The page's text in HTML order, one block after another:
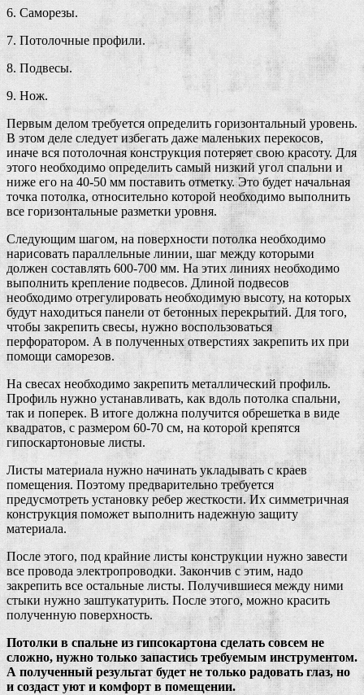
6. Саморезы.
7. Потолочные профили.
8. Подвесы.
9. Нож.
Первым делом требуется определить горизонтальный уровень.
В этом деле следует избегать даже маленьких перекосов,
иначе вся потолочная конструкция потеряет свою красоту. Для
этого необходимо определить самый низкий угол спальни и
ниже его на 40-50 мм поставить отметку. Это будет начальная
точка потолка, относительно которой необходимо выполнить
все горизонтальные разметки уровня.
Следующим шагом, на поверхности потолка необходимо
нарисовать параллельные линии, шаг между которыми
должен составлять 600-700 мм. На этих линиях необходимо
выполнить крепление подвесов. Длиной подвесов
необходимо отрегулировать необходимую высоту, на которых
будут находиться панели от бетонных перекрытий. Для того,
чтобы закрепить свесы, нужно воспользоваться
перфоратором. А в полученных отверстиях закрепить их при
помощи саморезов.
На свесах необходимо закрепить металлический профиль.
Профиль нужно устанавливать, как вдоль потолка спальни,
так и поперек. В итоге должна получится обрешетка в виде
квадратов, с размером 60-70 см, на которой крепятся
гипоскартоновые листы.
Листы материала нужно начинать укладывать с краев
помещения. Поэтому предварительно требуется
предусмотреть установку ребер жесткости. Их симметричная
конструкция поможет выполнить надежную защиту
материала.
После этого, под крайние листы конструкции нужно завести
все провода электропроводки. Закончив с этим, надо
закрепить все остальные листы. Получившиеся между ними
стыки нужно заштукатурить. После этого, можно красить
полученную поверхность.
Потолки в спальне из гипсокартона сделать совсем не
сложно, нужно только запастись требуемым инструментом.
А полученный результат будет не только радовать глаз, но
и создаст уют и комфорт в помещении.